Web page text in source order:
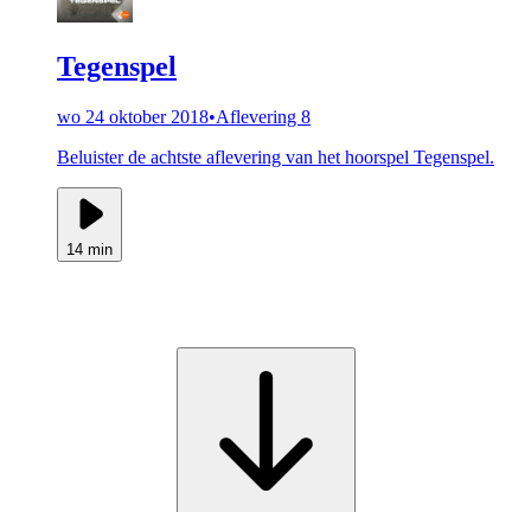
Tegenspel
wo 24 oktober 2018•Aflevering 8
Beluister de achtste aflevering van het hoorspel Tegenspel.
14 min